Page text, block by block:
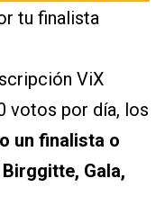
tu finalista
ViX
votos por día, los
un finalista o
Gala,